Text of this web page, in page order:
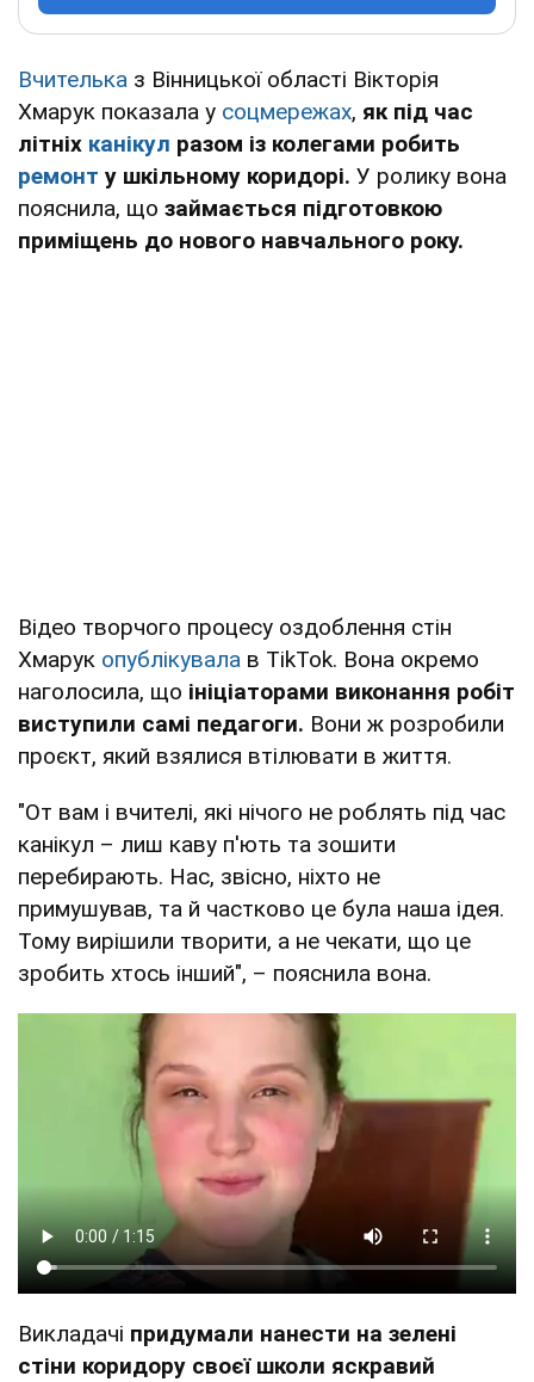
Вчителька з Вінницької області Вікторія
Хмарук показала у соцмережах, як під час
літніх канікул разом із колегами робить
ремонт у шкільному коридорі. У ролику вона
пояснила, що займається підготовкою
приміщень до нового навчального року.
Відео творчого процесу оздоблення стін
Хмарук опублікувала в TikTok. Вона окремо
наголосила, що ініціаторами виконання робіт
виступили самі педагоги. Вони ж розробили
проєкт, який взялися втілювати в життя.
"От вам і вчителі, які нічого не роблять під час
канікул – лиш каву п'ють та зошити
перебирають. Нас, звісно, ніхто не
примушував, та й частково це була наша ідея.
Тому вирішили творити, а не чекати, що це
зробить хтось інший", – пояснила вона.
Викладачі придумали нанести на зелені
стіни коридору своєї школи яскравий